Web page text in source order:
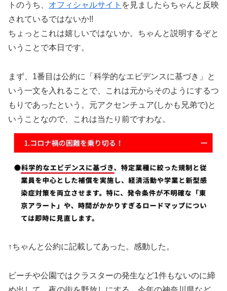
トのうち、 オフィシャルサイト を見ましたらちゃんと反映
されているではないか!!
ちょっとこれは嬉しいではないか。ちゃんと説明するぞと
いうことで本日です。
まず、1番目は公約に「科学的なエビデンスに基づき」と
いう一文を入れることで、これは元からそのようにするつ
もりであったという。元アクセンチュア(しかも兄弟で)と
いうことなので、これは当たり前ですわな。
↑ちゃんと公約に記載してあった。感動した。
ビーチや公園ではクラスターの発生など1件もないのに締